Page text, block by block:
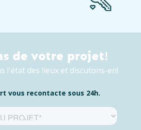
de votre projet!
l'état des lieux et discutons-en!